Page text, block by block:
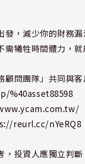
發，減少你的財務
犧牲時間體力，就
顧問團隊」共同與
reurl.cc/nYeRQ8
投資人應獨立判